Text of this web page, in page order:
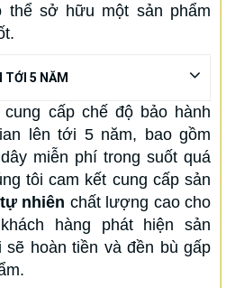
sở hữu một sản phẩm
TỚI 5 NĂM
cung cấp chế độ bảo hành
lên tới 5 năm, bao gồm
miễn phí trong suốt quá
tôi cam kết cung cấp sản
nhiên chất lượng cao cho
hàng phát hiện sản
sẽ hoàn tiền và đền bù gấp